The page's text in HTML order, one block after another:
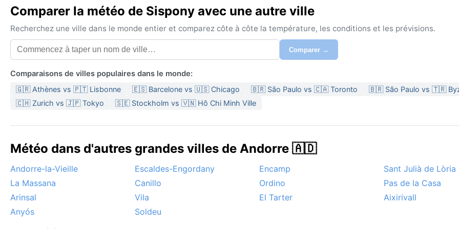
Comparer la météo de Sispony avec une autre ville
Recherchez une ville dans le monde entier et comparez côte à côte la température, les conditions et les prévisions.
Comparer →
Comparaisons de villes populaires dans le monde:
🇬🇷 Athènes vs 🇵🇹 Lisbonne 🇪🇸 Barcelone vs 🇺🇸 Chicago 🇧🇷 São Paulo vs 🇨🇦 Toronto
🇧🇷 São Paulo vs 🇹🇷
🇨🇭 Zurich vs 🇯🇵 Tokyo
🇸🇪 Stockholm vs 🇻🇳 Hô Chi Minh Ville
Météo dans d'autres grandes villes de Andorre 🇦🇩
Andorre-la-Vieille Escaldes-Engordany Encamp
Sant Julià de Lòria
La Massana
Canillo Ordino
Pas de la Casa
Arinsal
Vila El Tarter
Aixirivall
Anyós
Soldeu